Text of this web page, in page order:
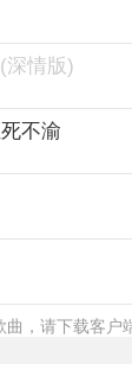
(深情版)
不渝
曲，请下载客户